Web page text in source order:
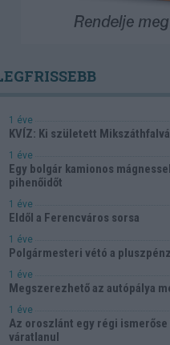
1 éve
KVÍZ: Ki született
1 éve
Egy bolgár kamionos
pihenőidőt
1 éve
Eldől a Ferencváros sorsa
1 éve
Polgármesteri vétó a
1 éve
Megszerezhető az autópálya
1 éve
Az oroszlánt egy régi
váratlanul